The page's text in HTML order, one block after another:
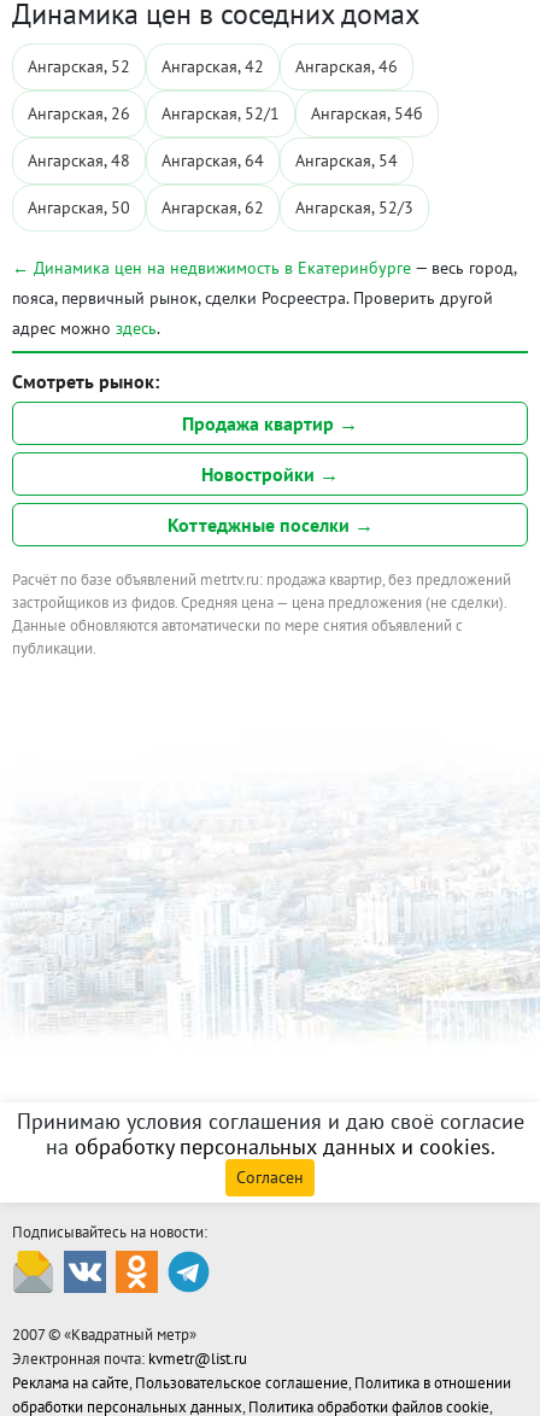
Динамика цен в соседних домах
Ангарская, 52 Ангарская, 42 Ангарская, 46
Ангарская, 26 Ангарская, 52/1 Ангарская, 54б
Ангарская, 48 Ангарская, 64 Ангарская, 54
Ангарская, 50 Ангарская, 62 Ангарская, 52/3
← Динамика цен на недвижимость в Екатеринбурге — весь город,
пояса, первичный рынок, сделки Росреестра. Проверить другой
адрес можно здесь.
Смотреть рынок:
Продажа квартир →
Новостройки →
Коттеджные поселки →
Расчёт по базе объявлений metrtv.ru: продажа квартир, без предложений
застройщиков из фидов. Средняя цена — цена предложения (не сделки).
Данные обновляются автоматически по мере снятия объявлений с
публикации.
Принимаю условия соглашения и даю своё согласие
на обработку персональных данных и cookies.
Согласен
Подписывайтесь на новости:
2007 © «Квадратный метр»
Электронная почта: kvmetr@list.ru
Реклама на сайте, Пользовательское соглашение, Политика в отношении
обработки персональных данных, Политика обработки файлов cookie,